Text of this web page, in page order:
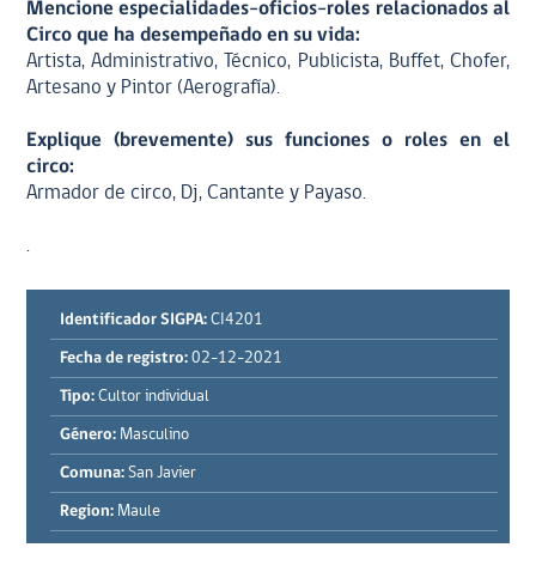
Mencione especialidades-oficios-roles relacionados al
Circo que ha desempeñado en su vida:
Artista, Administrativo, Técnico, Publicista, Buffet, Chofer,
Artesano y Pintor (Aerografía).
Explique (brevemente) sus funciones o roles en el
circo:
Armador de circo, Dj, Cantante y Payaso.
.
Identificador SIGPA: CI4201
Fecha de registro: 02-12-2021
Tipo: Cultor individual
Género: Masculino
Comuna: San Javier
Region: Maule